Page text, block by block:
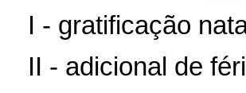
I - gratificação
II - adicional de